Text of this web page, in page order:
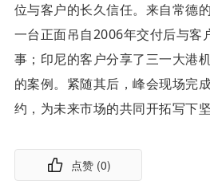
位与客户的长久信任。 来自常德
一台正面吊自2006年交付后与客
事；印尼的客户分享了三一大港
的案例。 紧随其后，峰会现场完
约，为未来市场的共同开拓写下坚
点赞 (0)